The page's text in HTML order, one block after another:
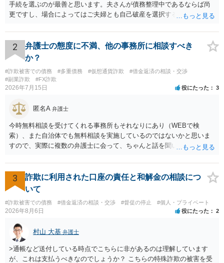
手続を選ぶのが最善と思います。夫さんが債務整理中であるならば尚
更ですし、場合によってはご夫婦とも自己破産を選択する方法もある
2
弁護士の態度に不満、他の事務所に相談すべき
か？
#詐欺被害での債務 #多重債務 #仮想通貨詐欺
#借金返済の相談・交渉
#副業詐欺
#FX詐欺
2026年7月15日 役にたった 3
匿名A 弁護士
今時無料相談を受けてくれる事務所もそれなりにあり（WEBで検
索）、また自治体でも無料相談を実施しているのではないかと思いま
すので、実際に複数の弁護士に会って、ちゃんと話を聞いてくれる
はそもそも事案を把握できていないようですので、御相談の案件につ
いては弁護士として能力不足なのかもしれません。相手にしない方が
良いと思います。ただ、仮想通貨詐欺の被害回復は現実的には難しい
3
詐欺に利用された口座の責任と和解金の相談につ
いて
#詐欺被害での債務 #借金返済の相談・交渉 #督促の停止 #個人・プライベート
2026年8月6日 役にたった 2
村山 大基 弁護士
>通帳など送付している時点でこちらに非があるのは理解しています
が、これは支払うべきなのでしょうか？ こちらの特殊詐欺の被害を受